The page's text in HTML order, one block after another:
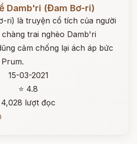
Damb'ri (Đam Bơ-ri)
ri) là truyện cổ tích của người
trai nghèo Damb'ri
cảm chống lại ách áp bức
15-03-2021
⭐ 4.8
4,028 lượt đọc